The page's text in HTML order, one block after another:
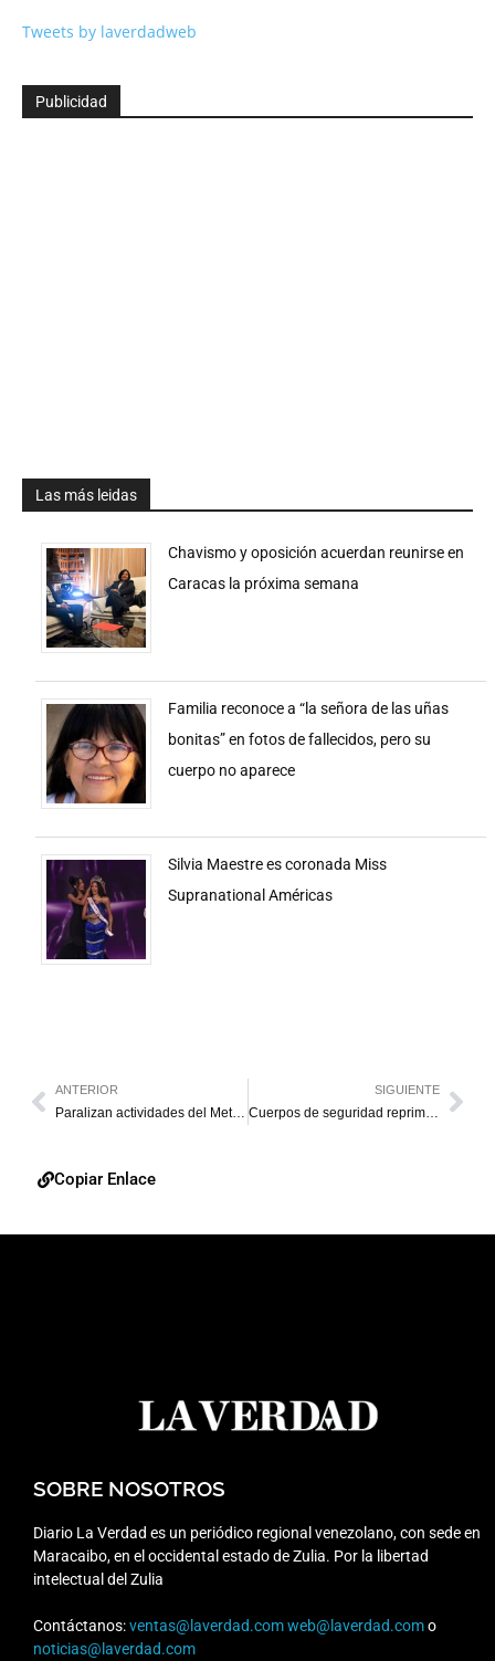
Tweets by laverdadweb
Publicidad
Las más leidas
Chavismo y oposición acuerdan reunirse en
Caracas la próxima semana
Familia reconoce a “la señora de las uñas
bonitas” en fotos de fallecidos, pero su
cuerpo no aparece
Silvia Maestre es coronada Miss
Supranational Américas
ANTERIOR
Paralizan actividades del Metro de Maracaibo
SIGUIENTE
Cuerpos de seguridad reprimen en Caracas
Copiar Enlace
SOBRE NOSOTROS
Diario La Verdad es un periódico regional venezolano, con sede en
Maracaibo, en el occidental estado de Zulia. Por la libertad
intelectual del Zulia
Contáctanos:ventas@laverdad.comweb@laverdad.como
noticias@laverdad.com